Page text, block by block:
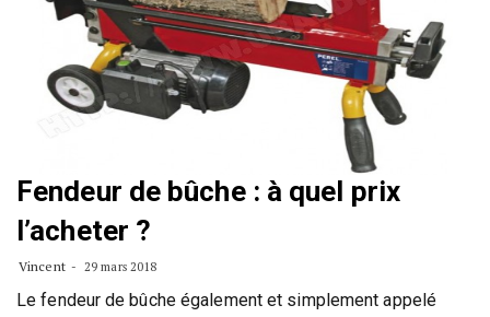
Fendeur de bûche : à quel prix
l’acheter ?
Vincent 29 mars 2018
Le fendeur de bûche également et simplement appelé